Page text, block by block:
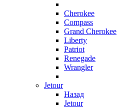
Cherokee
Compass
Grand Cherokee
Liberty
Patriot
Renegade
Wrangler
Jetour
Назад
Jetour